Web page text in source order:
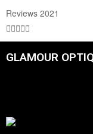
Reviews 2021

GLAMOUR